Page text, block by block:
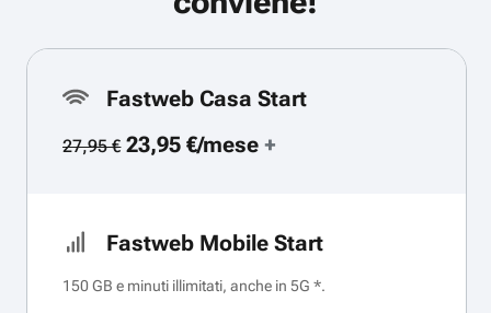
Fastweb Casa Start
27,95 €23,95 €/mese+
Fastweb Mobile Start
150 GB e minuti illimitati, anche in 5G *.